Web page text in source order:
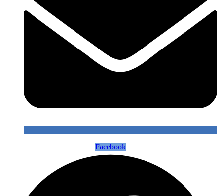
Facebook